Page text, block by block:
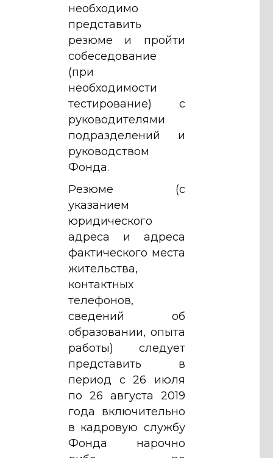
необходимо
представить
резюме и пройти
собеседование
(при
необходимости
тестирование) с
руководителями
подразделений и
руководством
Фонда.
Резюме (с
указанием
юридического
адреса и адреса
фактического места
жительства,
контактных
телефонов,
сведений об
образовании, опыта
работы) следует
представить в
период с 26 июля
по 26 августа 2019
года включительно
в кадровую службу
Фонда нарочно